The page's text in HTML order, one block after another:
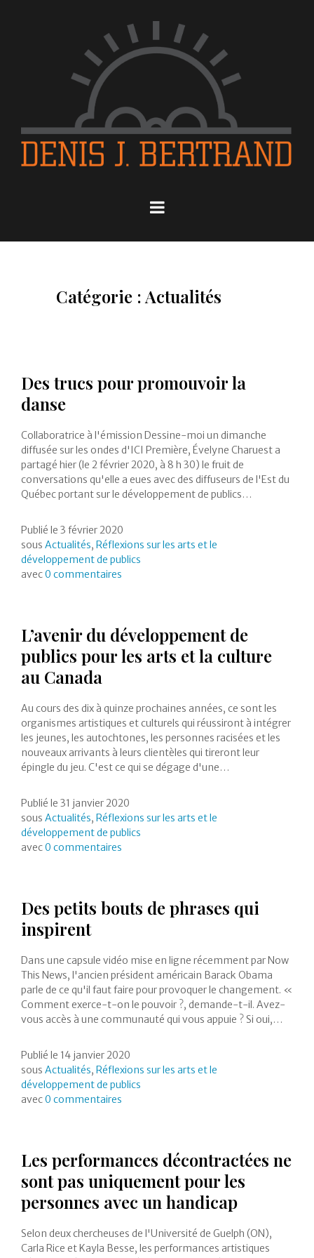
Catégorie : Actualités
Des trucs pour promouvoir la
danse
Collaboratrice à l'émission Dessine-moi un dimanche
diffusée sur les ondes d'ICI Première, Évelyne Charuest a
partagé hier (le 2 février 2020, à 8 h 30) le fruit de
conversations qu'elle a eues avec des diffuseurs de l'Est du
Québec portant sur le développement de publics…
Publié le 3 février 2020
sous Actualités, Réflexions sur les arts et le
développement de publics
avec0 commentaires
L’avenir du développement de
publics pour les arts et la culture
au Canada
Au cours des dix à quinze prochaines années, ce sont les
organismes artistiques et culturels qui réussiront à intégrer
les jeunes, les autochtones, les personnes racisées et les
nouveaux arrivants à leurs clientèles qui tireront leur
épingle du jeu. C'est ce qui se dégage d'une…
Publié le 31 janvier 2020
sous Actualités, Réflexions sur les arts et le
développement de publics
avec0 commentaires
Des petits bouts de phrases qui
inspirent
Dans une capsule vidéo mise en ligne récemment par Now
This News, l'ancien président américain Barack Obama
parle de ce qu'il faut faire pour provoquer le changement. «
Comment exerce-t-on le pouvoir ?, demande-t-il. Avez-
vous accès à une communauté qui vous appuie ? Si oui,…
Publié le 14 janvier 2020
sous Actualités, Réflexions sur les arts et le
développement de publics
avec0 commentaires
Les performances décontractées ne
sont pas uniquement pour les
personnes avec un handicap
Selon deux chercheuses de l'Université de Guelph (ON),
Carla Rice et Kayla Besse, les performances artistiques